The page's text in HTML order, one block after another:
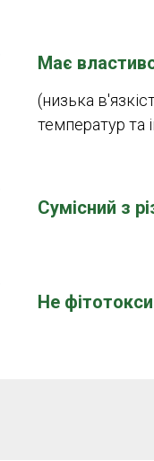
Має
(низька
температур та
Сумісний з
Не